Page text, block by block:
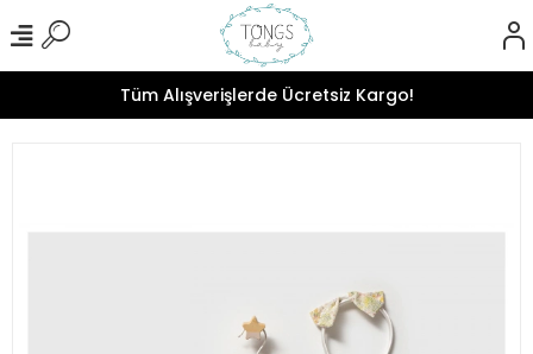
Tüm Alışverişlerde Ücretsiz Kargo!